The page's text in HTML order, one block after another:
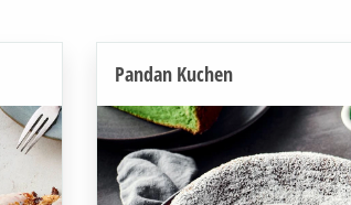
Pandan Kuchen